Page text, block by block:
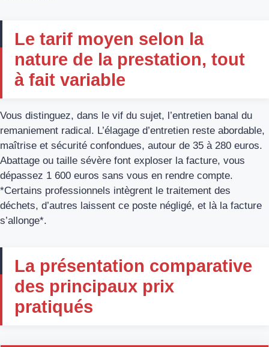
Le tarif moyen selon la
nature de la prestation, tout
à fait variable
Vous distinguez, dans le vif du sujet, l’entretien banal du
remaniement radical. L’élagage d’entretien reste abordable,
maîtrise et sécurité confondues, autour de 35 à 280 euros.
Abattage ou taille sévère font exploser la facture, vous
dépassez 1 600 euros sans vous en rendre compte.
*Certains professionnels intègrent le traitement des
déchets, d’autres laissent ce poste négligé, et là la facture
s’allonge*.
La présentation comparative
des principaux prix
pratiqués